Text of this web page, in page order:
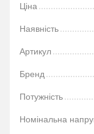
Ціна
Наявність
Артикул
Бренд
Потужність
Номінальна